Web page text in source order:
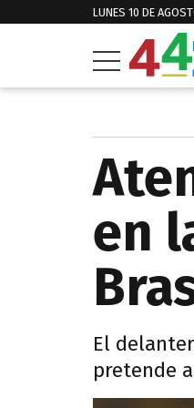
LUNES 10 DE
en
El
pretende